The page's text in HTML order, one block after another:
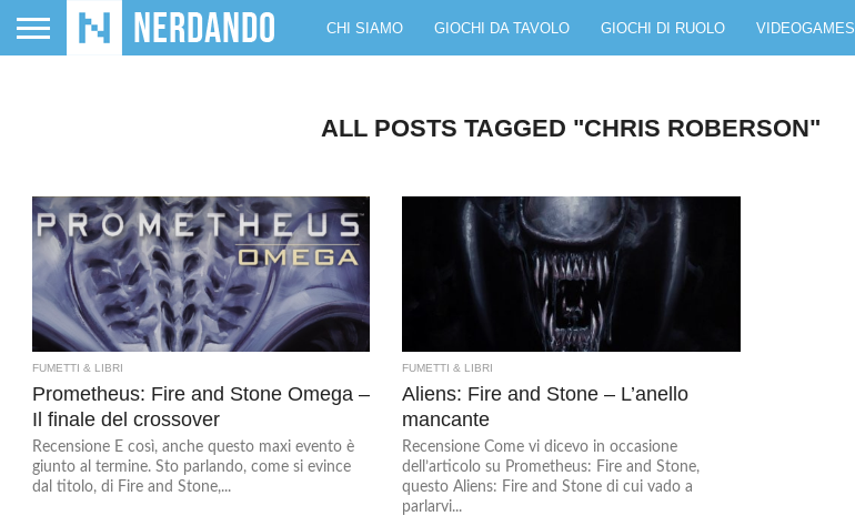
CHI SIAMO GIOCHI DA TAVOLO GIOCHI DI RUOLO VIDEOGAMES
ALL POSTS TAGGED "CHRIS ROBERSON"
FUMETTI & LIBRI
Prometheus: Fire and Stone Omega –
Il finale del crossover
Recensione E così, anche questo maxi evento è
giunto al termine. Sto parlando, come si evince
dal titolo, di Fire and Stone,...
FUMETTI & LIBRI
Aliens: Fire and Stone – L’anello
mancante
Recensione Come vi dicevo in occasione
dell’articolo su Prometheus: Fire and Stone,
questo Aliens: Fire and Stone di cui vado a
parlarvi...